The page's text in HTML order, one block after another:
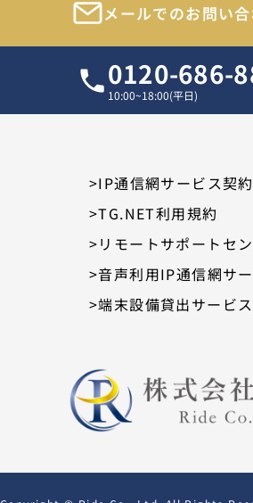
メールでのお問い
0120-686-
10:00~18:00(平日)
>IP通信網サービス契
>TG.NET利用規約
>リモートサポートセ
>音声利用IP通信網サ
>端末設備貸出サービ